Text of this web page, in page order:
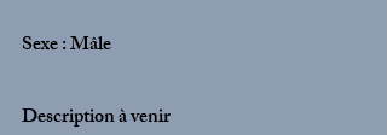
Sexe : Mâle
Description à venir